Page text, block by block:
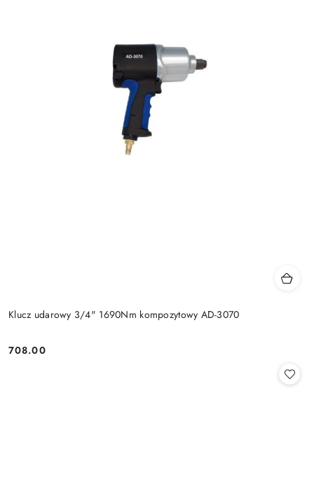
Klucz udarowy 3/4" 1690Nm kompozytowy AD-3070
Cena:
708.00